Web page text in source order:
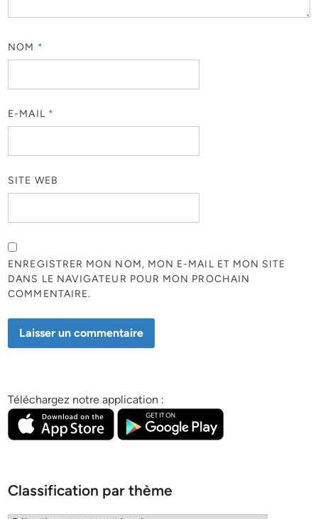
NOM *
E-MAIL *
SITE WEB
ENREGISTRER MON NOM, MON E-MAIL ET MON SITE
DANS LE NAVIGATEUR POUR MON PROCHAIN
COMMENTAIRE.
Téléchargez notre application :
Classification par thème